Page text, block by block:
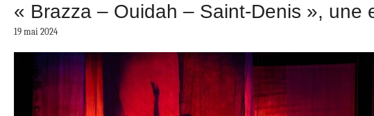
« Brazza – Ouidah – Saint-Denis »,
19 mai 2024